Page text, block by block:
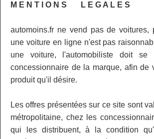
M E N T I O N S L E G A L E S
automoins.fr ne vend pas de voitures,
une voiture en ligne n'est pas
une voiture, l'automobiliste doit se
concessionnaire de la marque, afin de
produit qu'il désire.
Les offres présentées sur ce site sont
métropolitaine, chez les
qui les distribuent, à la condition